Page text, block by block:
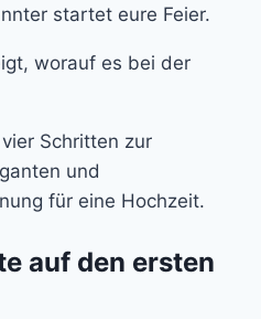
startet eure Feier.
worauf es bei der
auf den ersten